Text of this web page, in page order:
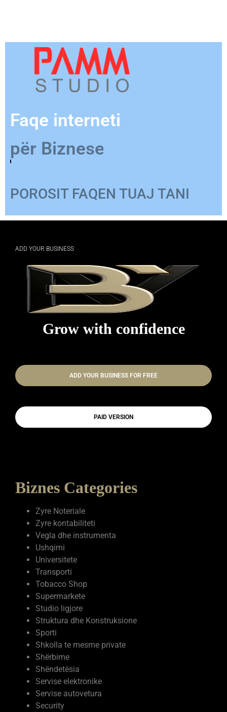
Faqe interneti
Grow with confidence
PAID VERSION
Zyre kontabiliteti
Vegla dhe instrumenta
Ushqimi
Universitete
Transporti
Tobacco Shop
Supermarkete
Studio ligjore
Struktura dhe Konstruksione
Sporti
Shkolla te mesme private
Shërbime
Shëndetësia
Servise elektronike
Servise autovetura
Security
Sallon mode